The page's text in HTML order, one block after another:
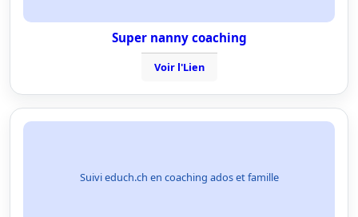
Super nanny coaching
Voir l'Lien
Suivi educh.ch en coaching ados et famille